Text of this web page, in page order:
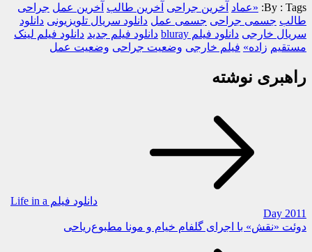
By : Tags: «عماد آخرین جراحی آخرین طالب آخرین عمل جراحی
طالب جسمی جراحی جسمی عمل دانلود سریال تلویزیونی دانلود
سریال خارجی دانلود فیلم bluray دانلود فیلم جدید دانلود فیلم لینک
مستقیم زاده» فیلم خارجی وضعیت جراحی وضعیت عمل
راهبری نوشته
دانلود فیلم Life in a
Day 2011
دوئت «نقش» با اجرای گلفام خیام و مونا مطبوع‌ریاحی